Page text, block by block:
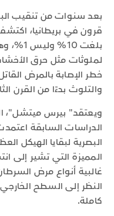
بعد سنوات من تنقيب
قرون في بريطانيا،
بلغت
لملوثات مثل حرق
خطر الإصابة بالمرض
والتلوث بدءًا من القرن
ويعتقد" بيرس ميتشل"،
الدراسات السابقة
البصرية لبقايا الهيكل
المميزة التي تشير إلى
غالبية أنواع مرض
النظر إلى السطح
كاملة.